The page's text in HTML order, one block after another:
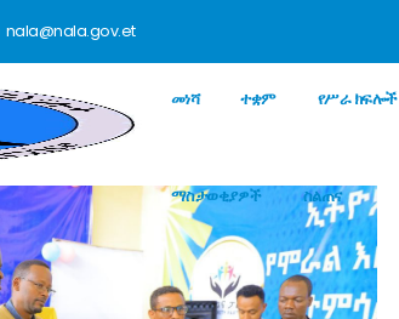
nala@nala.gov.et
መነሻ ተቋም የሥራ ክፍሎች
ማስታወቂያዎች ስልጠና